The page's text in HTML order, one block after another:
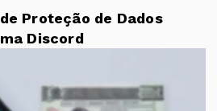
Proteção de Dados
Discord